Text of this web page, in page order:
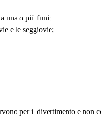
una o più funi;
e le seggiovie;
per il divertimento e non